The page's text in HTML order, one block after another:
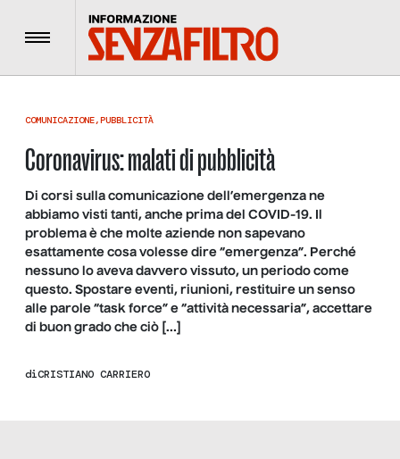
Menu
COMUNICAZIONE,PUBBLICITÀ
Coronavirus: malati di pubblicità
Di corsi sulla comunicazione dell’emergenza ne
abbiamo visti tanti, anche prima del COVID-19. Il
problema è che molte aziende non sapevano
esattamente cosa volesse dire “emergenza”. Perché
nessuno lo aveva davvero vissuto, un periodo come
questo. Spostare eventi, riunioni, restituire un senso
alle parole “task force” e “attività necessaria”, accettare
di buon grado che ciò […]
diCRISTIANO CARRIERO